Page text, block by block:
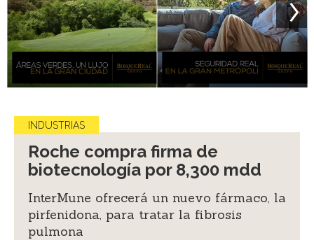
INDUSTRIAS
Roche compra firma de
biotecnología por 8,300 mdd
InterMune ofrecerá un nuevo fármaco, la
pirfenidona, para tratar la fibrosis
pulmona